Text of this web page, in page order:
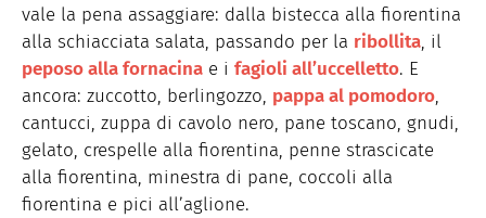
vale la pena assaggiare: dalla bistecca alla fiorentina
alla schiacciata salata, passando per la ribollita, il
peposo alla fornacina e i fagioli all’uccelletto. E
ancora: zuccotto, berlingozzo, pappa al pomodoro,
cantucci, zuppa di cavolo nero, pane toscano, gnudi,
gelato, crespelle alla fiorentina, penne strascicate
alla fiorentina, minestra di pane, coccoli alla
fiorentina e pici all’aglione.